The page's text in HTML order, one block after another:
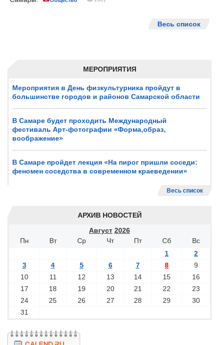
МЕРОПРИЯТИЯ
Мероприятия в День физкультурника пройдут в
большинстве городов и районов Самарской области
В Самаре будет проходить Международный
фестиваль Арт-фотографии «Форма,образ,
воображение»
В Самаре пройдет лекция «На пирог пришли соседи:
феномен соседства в современном краеведении»
Весь список
АРХИВ НОВОСТЕЙ
Август 2026
Пн
Вт Ср Чт Пт Сб
Вс
1
2
3
4 5 6 7 8
9
10
11 12 13 14 15
16
17
18 19 20 21 22
23
24
25 26 27 28 29
30
31
Весь список